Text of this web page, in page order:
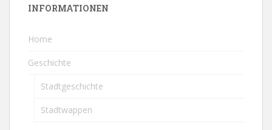
INFORMATIONEN
Home
Geschichte
Stadtgeschichte
Stadtwappen